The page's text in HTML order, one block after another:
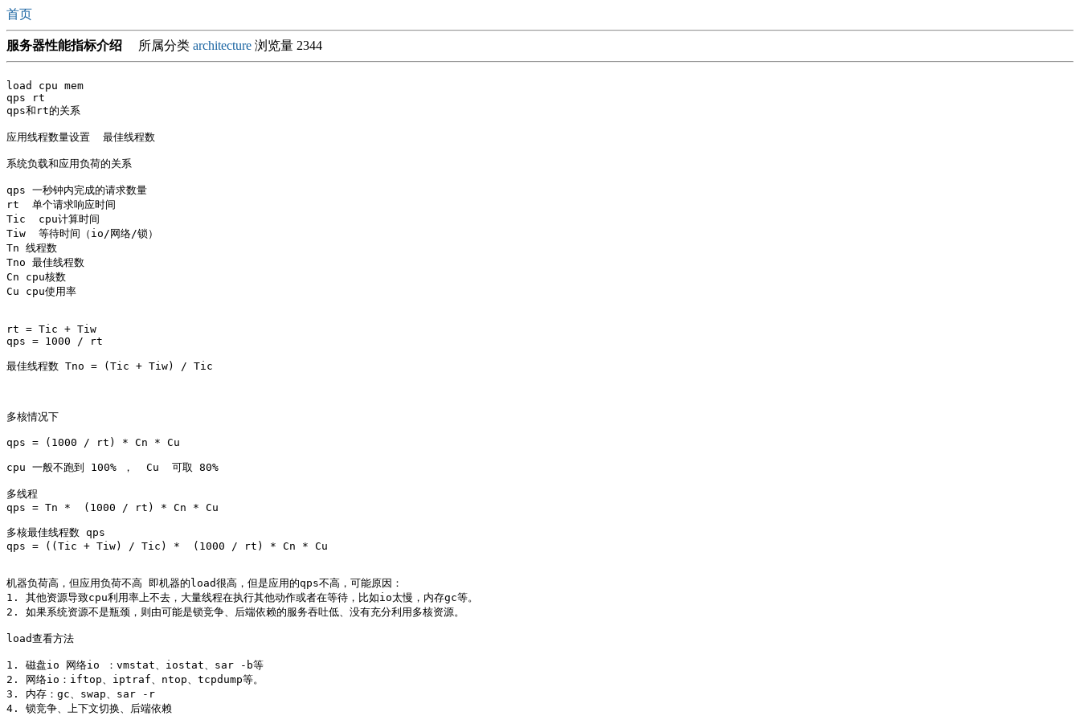
首页
服务器性能指标介绍 所属分类 architecture 浏览量 2344
load cpu mem
qps rt
qps和rt的关系
应用线程数量设置  最佳线程数
系统负载和应用负荷的关系
qps 一秒钟内完成的请求数量
rt  单个请求响应时间
Tic  cpu计算时间
Tiw  等待时间（io/网络/锁）
Tn 线程数
Tno 最佳线程数
Cn cpu核数
Cu cpu使用率
rt = Tic + Tiw
qps = 1000 / rt
最佳线程数 Tno = (Tic + Tiw) / Tic
多核情况下
qps = (1000 / rt) * Cn * Cu
cpu 一般不跑到 100% ，  Cu  可取 80%
多线程
qps = Tn *  (1000 / rt) * Cn * Cu
多核最佳线程数 qps
qps = ((Tic + Tiw) / Tic) *  (1000 / rt) * Cn * Cu
机器负荷高，但应用负荷不高 即机器的load很高，但是应用的qps不高，可能原因：
1. 其他资源导致cpu利用率上不去，大量线程在执行其他动作或者在等待，比如io太慢，内存gc等。
2. 如果系统资源不是瓶颈，则由可能是锁竞争、后端依赖的服务吞吐低、没有充分利用多核资源。
load查看方法
1. 磁盘io 网络io ：vmstat、iostat、sar -b等
2. 网络io：iftop、iptraf、ntop、tcpdump等。
3. 内存：gc、swap、sar -r
4. 锁竞争、上下文切换、后端依赖